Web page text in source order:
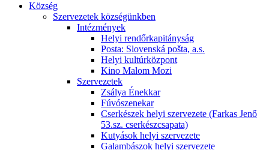
Község
Szervezetek községünkben
Intézmények
Helyi rendőrkapitányság
Posta: Slovenská pošta, a.s.
Helyi kultúrközpont
Kino Malom Mozi
Szervezetek
Zsálya Énekkar
Fúvószenekar
Cserkészek helyi szervezete (Farkas Jenő
53.sz. cserkészcsapata)
Kutyások helyi szervezete
Galambászok helyi szervezete